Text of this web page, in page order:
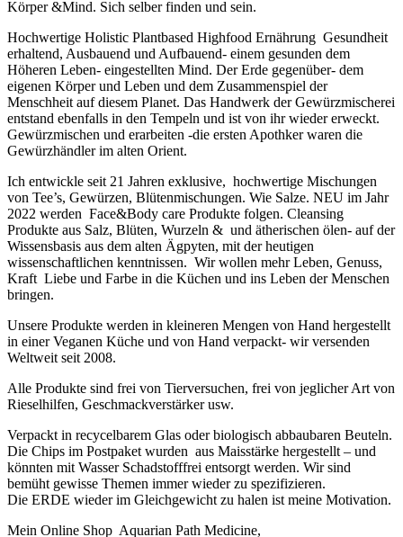
Körper &Mind. Sich selber finden und sein.
Hochwertige Holistic Plantbased Highfood Ernährung Gesundheit
erhaltend, Ausbauend und Aufbauend- einem gesunden dem
Höheren Leben- eingestellten Mind. Der Erde gegenüber- dem
eigenen Körper und Leben und dem Zusammenspiel der
Menschheit auf diesem Planet. Das Handwerk der Gewürzmischerei
entstand ebenfalls in den Tempeln und ist von ihr wieder erweckt.
Gewürzmischen und erarbeiten -die ersten Apothker waren die
Gewürzhändler im alten Orient.
Ich entwickle seit 21 Jahren exklusive, hochwertige Mischungen
von Tee’s, Gewürzen, Blütenmischungen. Wie Salze. NEU im Jahr
2022 werden Face&Body care Produkte folgen. Cleansing
Produkte aus Salz, Blüten, Wurzeln & und ätherischen ölen- auf der
Wissensbasis aus dem alten Ägpyten, mit der heutigen
wissenschaftlichen kenntnissen. Wir wollen mehr Leben, Genuss,
Kraft Liebe und Farbe in die Küchen und ins Leben der Menschen
bringen.
Unsere Produkte werden in kleineren Mengen von Hand hergestellt
in einer Veganen Küche und von Hand verpackt- wir versenden
Weltweit seit 2008.
Alle Produkte sind frei von Tierversuchen, frei von jeglicher Art von
Rieselhilfen, Geschmackverstärker usw.
Verpackt in recycelbarem Glas oder biologisch abbaubaren Beuteln.
Die Chips im Postpaket wurden aus Maisstärke hergestellt – und
könnten mit Wasser Schadstofffrei entsorgt werden. Wir sind
bemüht gewisse Themen immer wieder zu spezifizieren.
Die ERDE wieder im Gleichgewicht zu halen ist meine Motivation.
Mein Online Shop Aquarian Path Medicine,